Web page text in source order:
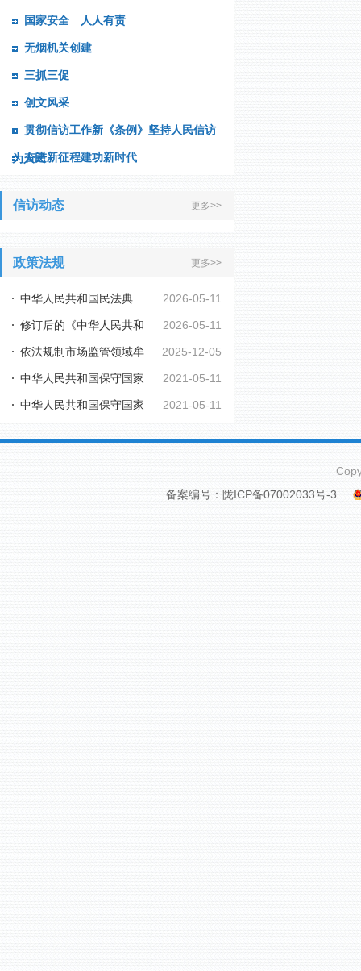
国家安全 人人有责
无烟机关创建
三抓三促
创文风采
贯彻信访工作新《条例》坚持人民信访
为人民
奋进新征程建功新时代
信访动态 更多>>
政策法规 更多>>
2026-05-11
中华人民共和国民法典
2026-05-11
修订后的《中华人民共和
国行政复议法实施... 2025-12-05
依法规制市场监管领域牟
利性职业投诉举报... 2021-05-11
中华人民共和国保守国家
秘密法 2021-05-11
中华人民共和国保守国家
备案编号：陇ICP备07002033号-3